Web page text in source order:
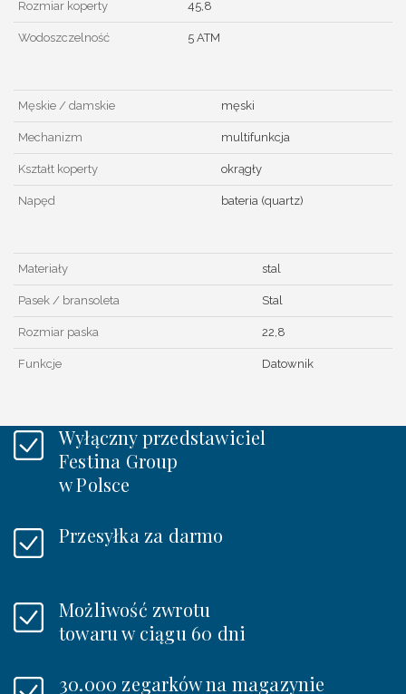
Rozmiar koperty 45,8
Wodoszczelność 5 ATM
Męskie / damskie męski
Mechanizm multifunkcja
Kształt koperty okrągły
Napęd bateria (quartz)
Materiały stal
Pasek / bransoleta Stal
Rozmiar paska 22,8
Funkcje Datownik
Wyłączny przedstawiciel
Festina Group
w Polsce
Przesyłka za darmo
Możliwość zwrotu
towaru w ciągu 60 dni
30.000 zegarków na magazynie